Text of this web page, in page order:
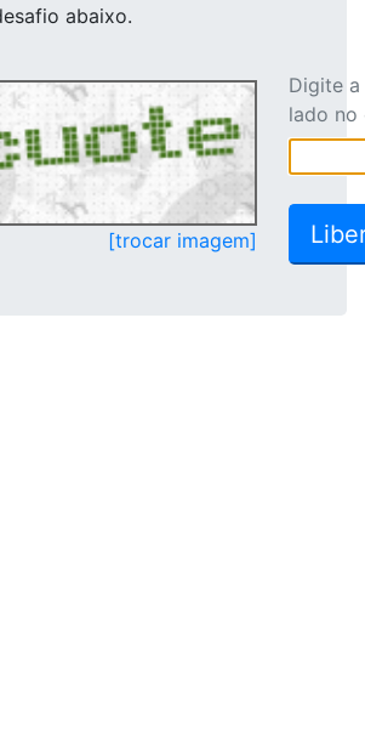
abaixo.
[trocar imagem]
Digite
lado no